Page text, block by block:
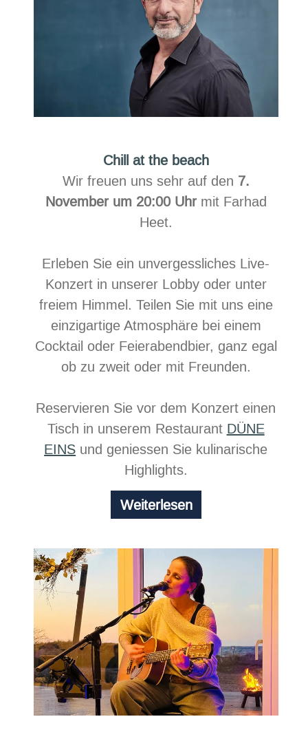
Chill at the beach
Wir freuen uns sehr auf den 7.
November um 20:00 Uhrmit Farhad
Heet.
Erleben Sie ein unvergessliches Live-
Konzert in unserer Lobby oder unter
freiem Himmel. Teilen Sie mit uns eine
einzigartige Atmosphäre bei einem
Cocktail oder Feierabendbier, ganz egal
ob zu zweit oder mit Freunden.
Reservieren Sie vor dem Konzert einen
Tisch in unserem Restaurant DÜNE
EINS und geniessen Sie kulinarische
Highlights.
WeiterlesenChill
at
beach